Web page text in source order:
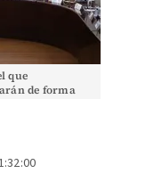
que
de forma